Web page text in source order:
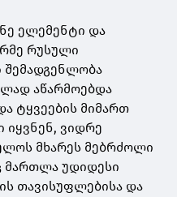
ელემენტი და
რუსული
შემადგენლობა
აწარმოებდა
ტყვეების მიმართ
იყვნენ, ვიდრე
მხარეს მებრძოლი
მართლა უდიდესი
თავისუფლებისა და